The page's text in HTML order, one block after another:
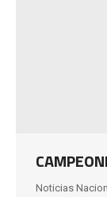
Noticias